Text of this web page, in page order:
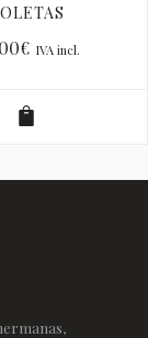
€ IVA incl.